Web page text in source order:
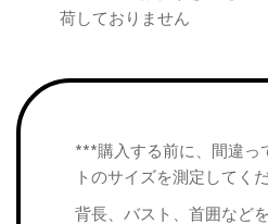
荷しておりません
***購入する前に、間違っ
トのサイズを測定してくだ
背長、バスト、首囲など